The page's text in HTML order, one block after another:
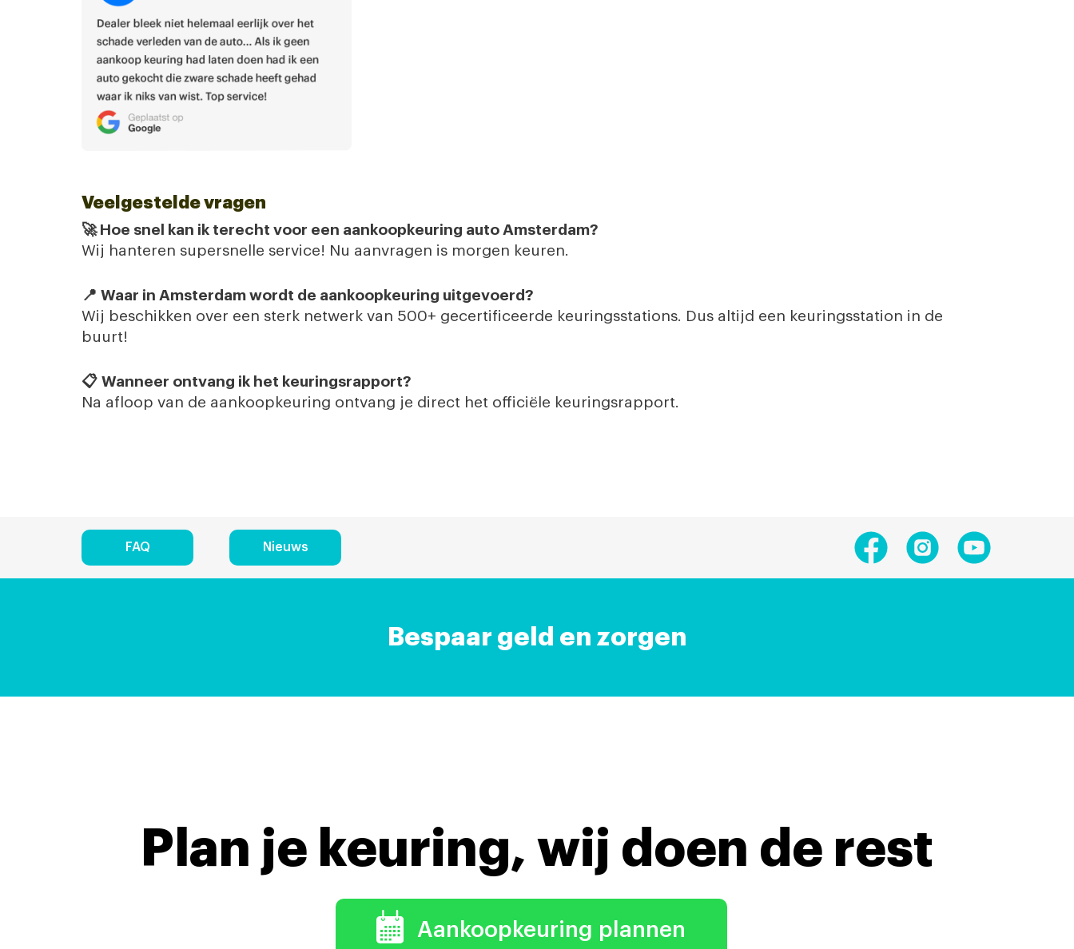
Veelgestelde vragen
🚀 Hoe snel kan ik terecht voor een aankoopkeuring auto Amsterdam?
Wij hanteren supersnelle service! Nu aanvragen is morgen keuren.
📍 Waar in Amsterdam wordt de aankoopkeuring uitgevoerd?
Wij beschikken over een sterk netwerk van 500+ gecertificeerde keuringsstations. Dus altijd een keuringsstation in de
buurt!
📋 Wanneer ontvang ik het keuringsrapport?
Na afloop van de aankoopkeuring ontvang je direct het officiële keuringsrapport.
FAQ Nieuws
Bespaar geld en zorgen
Plan je keuring, wij doen de rest
Aankoopkeuring plannen